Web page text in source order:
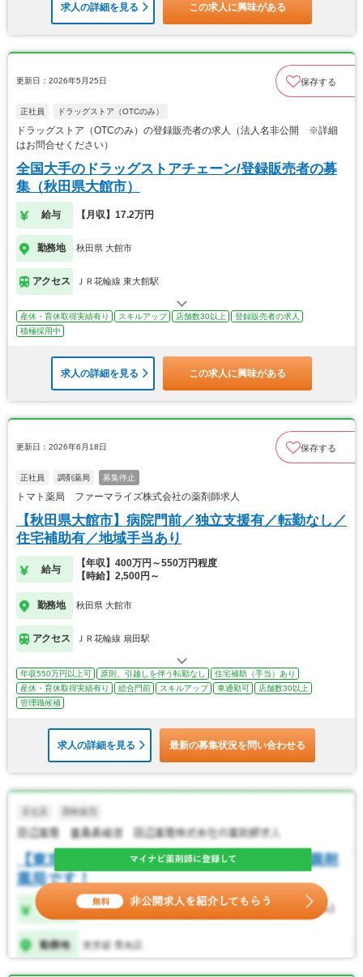
求人の詳細を見る この求人に興味がある
更新日：2026年5月25日 保存する
正社員 ドラッグストア（OTCのみ）
ドラッグストア（OTCのみ）の登録販売者の求人（法人名非公開 ※詳細
はお問合せください）
全国大手のドラッグストアチェーン/登録販売者の募
集（秋田県大館市）
給与 【月収】17.2万円
勤務地 秋田県 大館市
アクセス ＪＲ花輪線 東大館駅
産休・育休取得実績有り スキルアップ 店舗数30以上
登録販売者の求人
積極採用中
求人の詳細を見る この求人に興味がある
更新日：2026年6月18日 保存する
正社員 調剤薬局 募集停止
トマト薬局 ファーマライズ株式会社の薬剤師求人
【秋田県大館市】病院門前／独立支援有／転勤なし／
住宅補助有／地域手当あり
給与
【年収】400万円～550万円程度
【時給】2,500円～
勤務地 秋田県 大館市
アクセス ＪＲ花輪線 扇田駅
年収550万円以上可 原則、引越しを伴う転勤なし
住宅補助（手当）あり
産休・育休取得実績有り
総合門前 スキルアップ 車通勤可
店舗数30以上
管理職候補
求人の詳細を見る 最新の募集状況を問い合わせる